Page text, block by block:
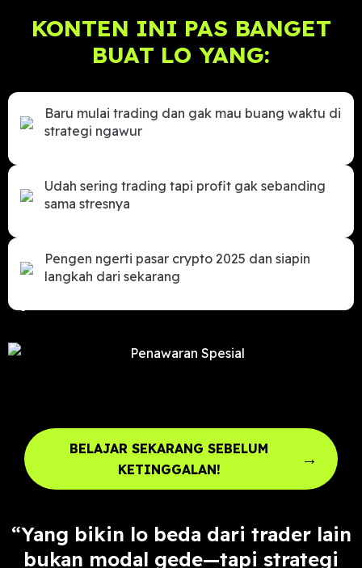
KONTEN INI PAS BANGET
BUAT LO YANG:
Baru mulai trading dan gak mau buang waktu di
strategi ngawur
Udah sering trading tapi profit gak sebanding
sama stresnya
Pengen ngerti pasar crypto 2025 dan siapin
langkah dari sekarang
BELAJAR SEKARANG SEBELUM
KETINGGALAN!
→
“Yang bikin lo beda dari trader lain
bukan modal gede—tapi strategi